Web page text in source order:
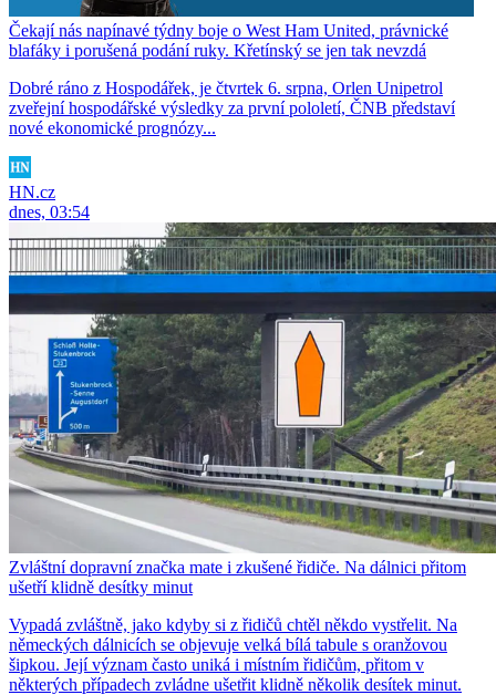
Čekají nás napínavé týdny boje o West Ham United, právnické
blafáky i porušená podání ruky. Křetínský se jen tak nevzdá
Dobré ráno z Hospodářek, je čtvrtek 6. srpna, Orlen Unipetrol
zveřejní hospodářské výsledky za první pololetí, ČNB představí
nové ekonomické prognózy...
HN.cz
dnes, 03:54
Zvláštní dopravní značka mate i zkušené řidiče. Na dálnici přitom
ušetří klidně desítky minut
Vypadá zvláštně, jako kdyby si z řidičů chtěl někdo vystřelit. Na
německých dálnicích se objevuje velká bílá tabule s oranžovou
šipkou. Její význam často uniká i místním řidičům, přitom v
některých případech zvládne ušetřit klidně několik desítek minut.